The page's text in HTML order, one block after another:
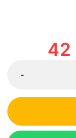
42
-